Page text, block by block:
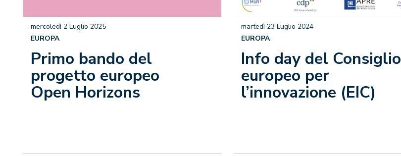
Primo bando del
progetto europeo
Open Horizons
mercoledì 2 Luglio 2025
EUROPA
Info day del Consiglio
europeo per
l’innovazione (EIC)
martedì 23 Luglio 2024
EUROPA